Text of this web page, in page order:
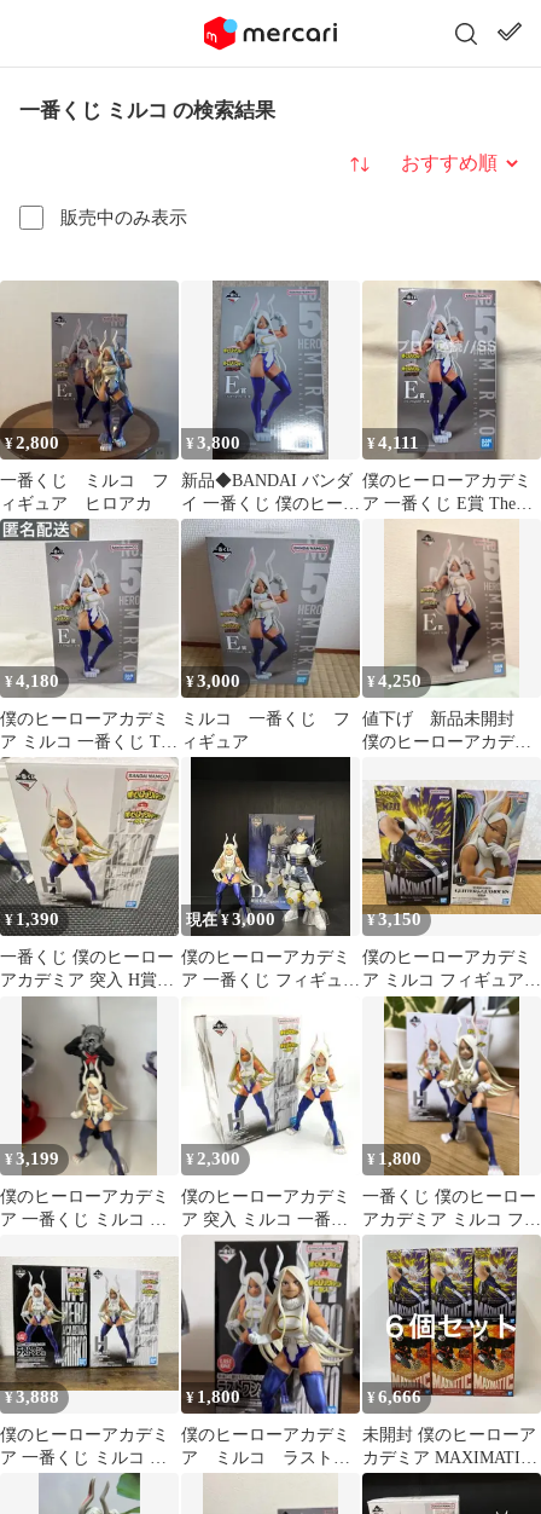
一番くじ ミルコ の検索結果
販売中のみ表示
並び替え
¥2,800
一番くじ ミルコ フ
ィギュア ヒロアカ
¥3,800
新品◆BANDAI バンダ
イ 一番くじ 僕のヒーロ
ーアカデミア E賞 ミル
コ
¥4,111
僕のヒーローアカデミ
ア 一番くじ E賞 The
Top5！ フィギュア（ミ
¥4,180
僕のヒーローアカデミ
ア ミルコ 一番くじ The
Top 5！ E賞
¥3,000
ミルコ 一番くじ フ
ィギュア
¥4,250
値下げ 新品未開封
僕のヒーローアカデミ
番くじ
¥1,390
一番くじ 僕のヒーロー
アカデミア 突入 H賞ミ
ルコ フィギュア
現在 ¥3,000
僕のヒーローアカデミ
ア 一番くじ フィギュア
ット
¥3,150
僕のヒーローアカデミ
ア ミルコ フィギュア 2
個セット おまけ付き
¥3,199
僕のヒーローアカデミ
ア 一番くじ ミルコ ト
体セット
¥ 2,300
僕のヒーローアカデミ
ア 突入 ミルコ 一番く
じ H賞 フィギュア
¥ 1,800
一番くじ 僕のヒーロー
アカデミア ミルコ フィ
ギュア
¥3,888
僕のヒーローアカデミ
ア 一番くじ ミルコ フ
ィギュア 2種セット
¥ 1,800
僕のヒーローアカデミ
ア ミルコ ラストワ
¥6,666
未開封 僕のヒーローア
カデミア MAXIMATIC
ミルコ 爆豪勝己Ⅲ フィ
ギュア 6個セット